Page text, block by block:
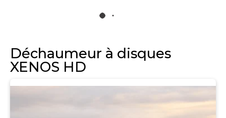
Déchaumeur à disques
XENOS HD